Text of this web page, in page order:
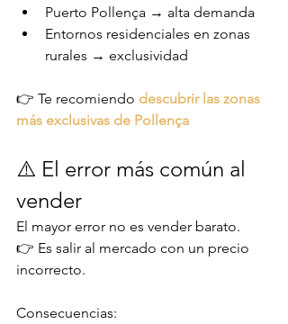
Puerto Pollença → alta demanda
Entornos residenciales en zonas
rurales → exclusividad
👉 Te recomiendo descubrir las zonas
más exclusivas de Pollença
⚠️ El error más común al
vender
El mayor error no es vender barato.
👉 Es salir al mercado con un precio
incorrecto.
Consecuencias: